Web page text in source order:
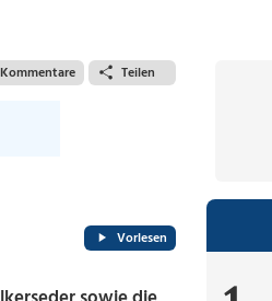
Kommentare Teilen
Vorlesen